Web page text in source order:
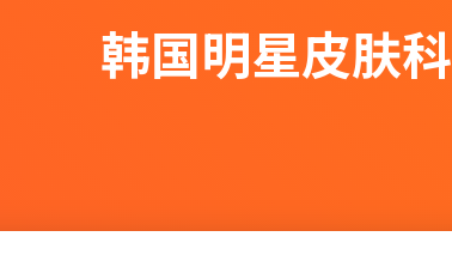
韩国明星皮肤科